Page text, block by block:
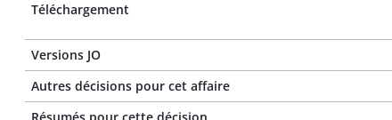
Téléchargement
Versions JO
Autres décisions pour cet affaire